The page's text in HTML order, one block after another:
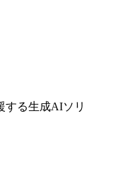
する生成AIソリ